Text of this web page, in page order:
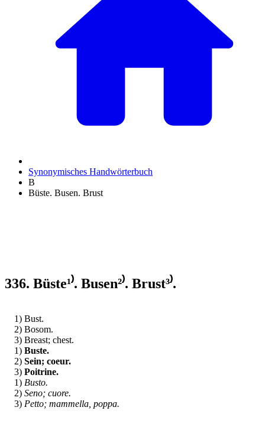
Synonymisches Handwörterbuch
B
Büste. Busen. Brust
336. Büste¹⁾. Busen²⁾. Brust³⁾.
1) Bust.
2) Bosom.
3) Breast; chest.
1) Buste.
2) Sein; coeur.
3) Poitrine.
1) Busto.
2) Seno; cuore.
3) Petto; mammella, poppa.